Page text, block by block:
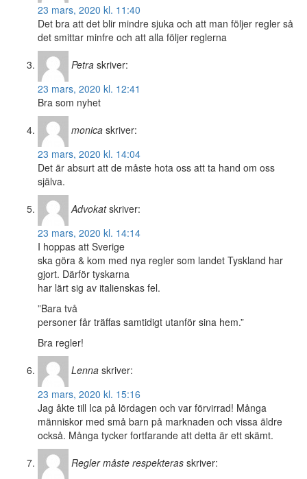
23 mars, 2020 kl. 11:40
Det bra att det blir mindre sjuka och att man följer regler så
det smittar minfre och att alla följer reglerna
Petra skriver:
23 mars, 2020 kl. 12:41
Bra som nyhet
monica skriver:
23 mars, 2020 kl. 14:04
Det är absurt att de måste hota oss att ta hand om oss
själva.
Advokat skriver:
23 mars, 2020 kl. 14:14
I hoppas att Sverige
ska göra & kom med nya regler som landet Tyskland har
gjort. Därför tyskarna
har lärt sig av italienskas fel.
”Bara två
personer får träffas samtidigt utanför sina hem.”
Bra regler!
Lenna skriver:
23 mars, 2020 kl. 15:16
Jag åkte till Ica på lördagen och var förvirrad! Många
människor med små barn på marknaden och vissa äldre
också. Många tycker fortfarande att detta är ett skämt.
Regler måste respekteras skriver: